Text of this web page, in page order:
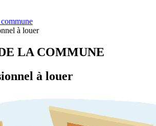
à louer
LA COMMUNE
à louer